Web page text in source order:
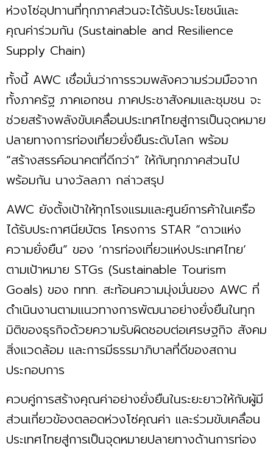
ห่วงโซ่อุปทานที่ทุกภาคส่วนจะได้รับประโยชน์และ
คุณค่าร่วมกัน (Sustainable and Resilience
Supply Chain)
ทั้งนี้ AWC เชื่อมั่นว่าการรวมพลังความร่วมมือจาก
ทั้งภาครัฐ ภาคเอกชน ภาคประชาสังคมและชุมชน จะ
ช่วยสร้างพลังขับเคลื่อนประเทศไทยสู่การเป็นจุดหมาย
ปลายทางการท่องเที่ยวยั่งยืนระดับโลก พร้อม
“สร้างสรรค์อนาคตที่ดีกว่า” ให้กับทุกภาคส่วนไป
พร้อมกัน นางวัลลภา กล่าวสรุป
AWC ยังตั้งเป้าให้ทุกโรงแรมและศูนย์การค้าในเครือ
ได้รับประกาศนียบัตร โครงการ STAR “ดาวแห่ง
ความยั่งยืน” ของ ‘การท่องเที่ยวแห่งประเทศไทย’
ตามเป้าหมาย STGs (Sustainable Tourism
Goals) ของ ททท. สะท้อนความมุ่งมั่นของ AWC ที่
ดำเนินงานตามแนวทางการพัฒนาอย่างยั่งยืนในทุก
มิติของธุรกิจด้วยความรับผิดชอบต่อเศรษฐกิจ สังคม
สิ่งแวดล้อม และการมีธรรมาภิบาลที่ดีของสถาน
ประกอบการ
ควบคู่การสร้างคุณค่าอย่างยั่งยืนในระยะยาวให้กับผู้มี
ส่วนเกี่ยวข้องตลอดห่วงโซ่คุณค่า และร่วมขับเคลื่อน
ประเทศไทยสู่การเป็นจุดหมายปลายทางด้านการท่อง